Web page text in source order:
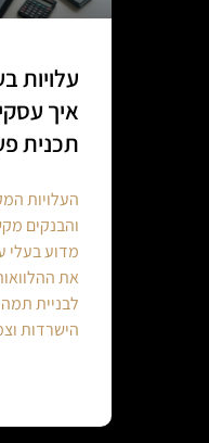
עלויות
איך
תכנית
העלויות
והבנקים
מדוע בעלי
את
לבניית
הישרדות